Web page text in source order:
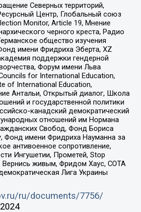
Северных территорий,
Центр, Глобальный союз
Monitor, Article 19, Мнение
черного креста, Радио
общество изучения
имени Фридриха Эберта, XZ
поддержки гендерной
Форум имени Льва
for International Education,
of International Education,
Антальи, Открытый диалог, Школа
и государственной политики
канадский демократический
отношений им Нормана
Свобод, Фонд Бориса
Фонд имени Фридриха Науманна за
антивоенное сопротивление,
Ингушетии, Прометей, Stop
Вернись живым, Фридом Хаус, СОТА
Лига Украины
ru/documents/7756/